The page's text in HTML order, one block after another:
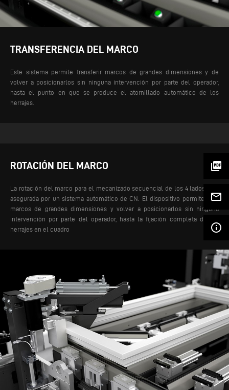
picture_as_pdf
mail_outline
info_outline
TRANSFERENCIA DEL MARCO
Este sistema permite transferir marcos de grandes dimensiones y de
volver a posicionarlos sin ninguna intervención por parte del operador,
hasta el punto en que se produce el atornillado automático de los
herrajes.
ROTACIÓN DEL MARCO
La rotación del marco para el mecanizado secuencial de los 4 lados está
asegurada por un sistema automático de CN. El dispositivo permite girar
marcos de grandes dimensiones y volver a posicionarlos sin ninguna
intervención por parte del operador, hasta la fijación completa de los
herrajes en el cuadro